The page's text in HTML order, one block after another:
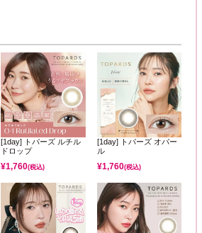
[1day] トパーズ ルチル
ドロップ
¥1,760(税込)
[1day] トパーズ オパー
ル
¥1,760(税込)